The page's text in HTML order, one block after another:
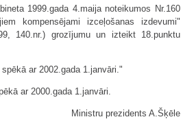
1999.gada 4.maija noteikumos Nr.160
kompensējami izceļošanas izdevumi"
140.nr.) grozījumu un izteikt 18.punktu
ar 2002.gada 1.janvāri."
ar 2000.gada 1.janvāri.
Ministru prezidents A.Šķēle